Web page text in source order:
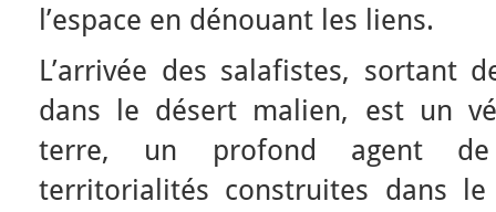
l’espace en dénouant les liens.
L’arrivée des salafistes, sortant
dans le désert malien, est un
terre, un profond agent de
territorialités construites dans le